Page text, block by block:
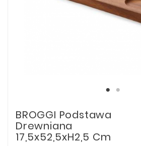
BROGGI Podstawa
Drewniana
17,5x52,5xH2,5 Cm